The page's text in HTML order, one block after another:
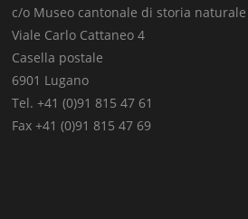
c/o Museo cantonale di storia naturale
Viale Carlo Cattaneo 4
Casella postale
6901 Lugano
Tel. +41 (0)91 815 47 61
Fax +41 (0)91 815 47 69